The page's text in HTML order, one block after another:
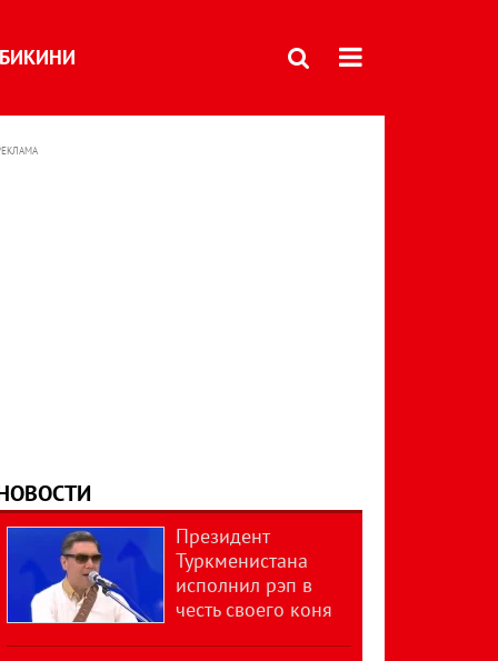
БИКИНИ
Президент
Туркменистана
исполнил рэп в
честь своего коня